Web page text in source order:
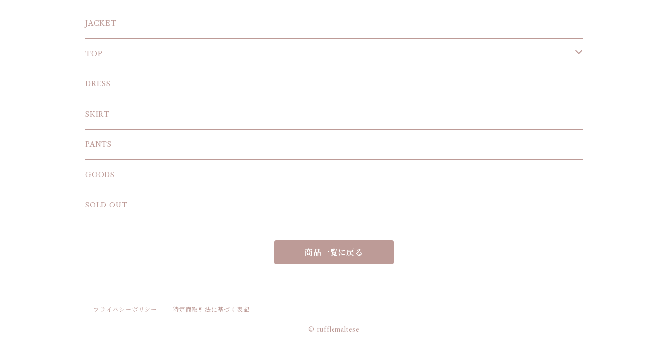
JACKET
TOP
KNIT
BLOUSE
T-SHIRT
SWEAT SHIRT
DRESS
SKIRT
PANTS
GOODS
SOLD OUT
商品一覧に戻る
プライバシーポリシー 特定商取引法に基づく表記
© rufflemaltese